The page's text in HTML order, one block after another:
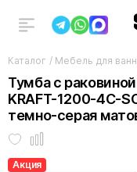
Каталог / Мебель для
Тумба с
KRAFT-1200-4C-
темно-серая
Акция